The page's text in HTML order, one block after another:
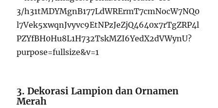
3. Dekorasi Lampion dan Ornamen
Merah